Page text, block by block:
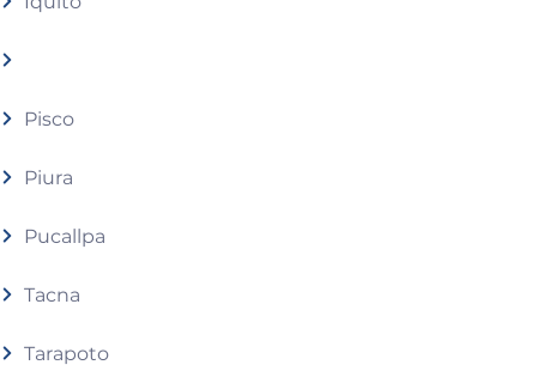
Pisco
Piura
Pucallpa
Tacna
Tarapoto